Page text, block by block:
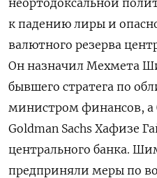
к падению лиры и
валютного резерва
Он назначил Мехмета
бывшего стратега по
министром финансов, а
Goldman Sachs Хафизе
центрального банка.
предприняли меры по